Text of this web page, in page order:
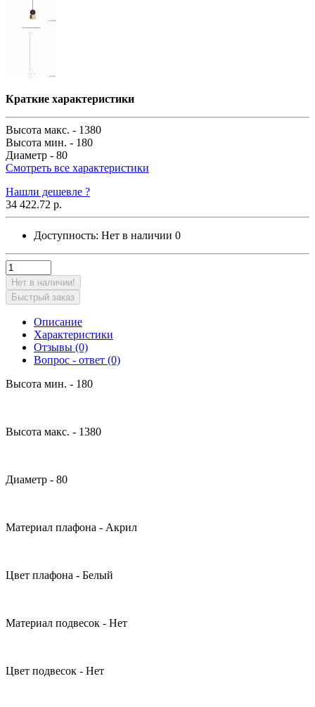
Краткие характеристики
Высота макс. - 1380
Высота мин. - 180
Диаметр - 80
Смотреть все характеристики
Нашли дешевле ?
34 422.72 р.
Доступность: Нет в наличии 0
Нет в наличии!
Быстрый заказ
Описание
Характеристики
Отзывы (0)
Вопрос - ответ (0)
Высота мин. - 180
Высота макс. - 1380
Диаметр - 80
Материал плафона - Акрил
Цвет плафона - Белый
Материал подвесок - Нет
Цвет подвесок - Нет